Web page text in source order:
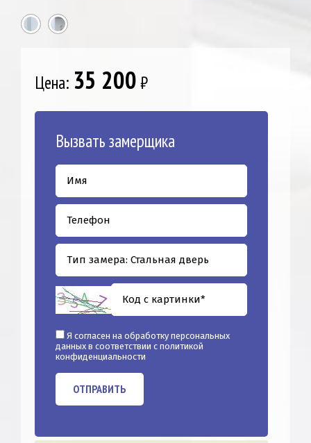
Цена: 35 200₽
Вызвать замерщика
Я согласен на обработку персональных
данных в соответствии с политикой
конфиденциальности
ОТПРАВИТЬ